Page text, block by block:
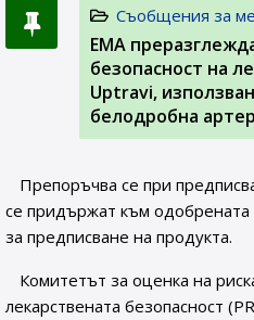
Съобщения за
ЕМА
безопасност на
Uptravi,
белодробна
Препоръчва се при
се придържат към
за предписване на продукта.
Комитетът за оценка на
лекарствената безопасност